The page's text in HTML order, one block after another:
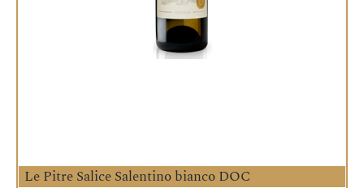
Le Pitre Salice Salentino bianco DOC